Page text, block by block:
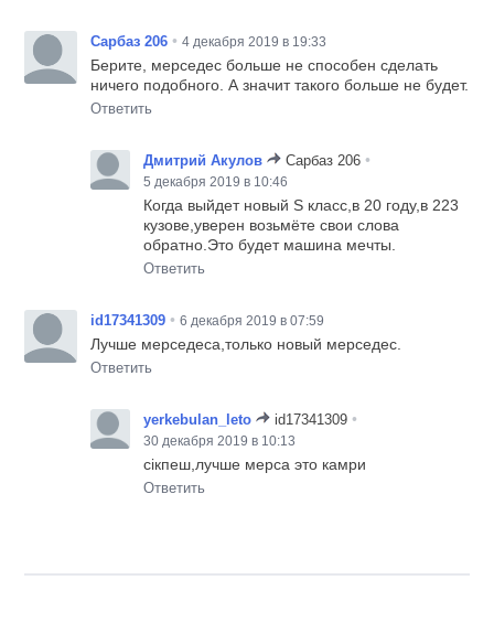
Сарбаз 206 • 4 декабря 2019 в 19:33
Берите, мерседес больше не способен сделать
ничего подобного. А значит такого больше не будет.
Ответить
Дмитрий Акулов Сарбаз 206 •
5 декабря 2019 в 10:46
Когда выйдет новый S класс,в 20 году,в 223
кузове,уверен возьмёте свои слова
обратно.Это будет машина мечты.
Ответить
id17341309 • 6 декабря 2019 в 07:59
Лучше мерседеса,только новый мерседес.
Ответить
yerkebulan_leto id17341309 •
30 декабря 2019 в 10:13
сікпеш,лучше мерса это камри
Ответить